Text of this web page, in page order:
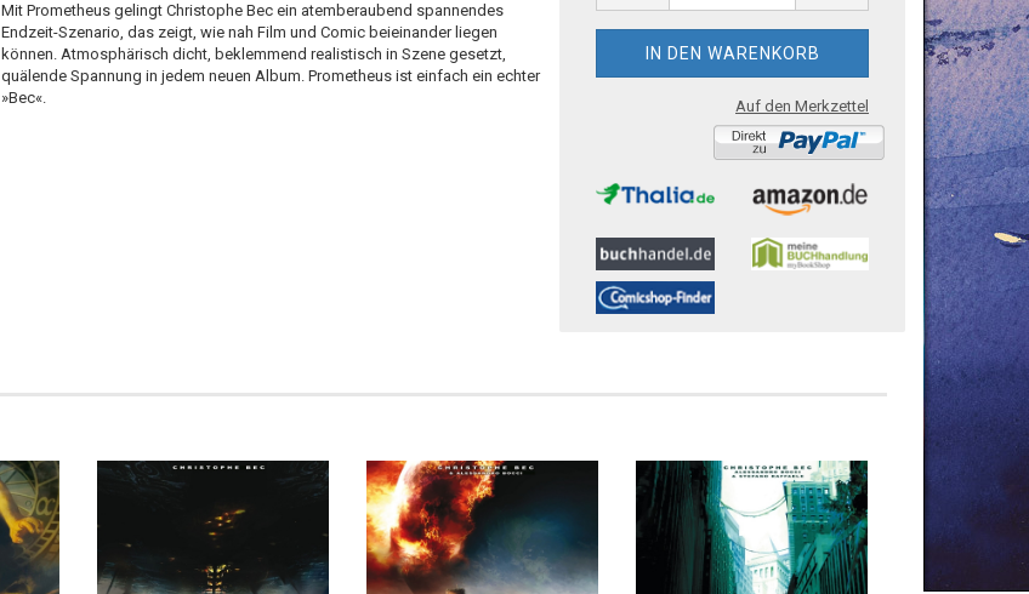
Mit Prometheus gelingt Christophe Bec ein atemberaubend spannendes
Endzeit-Szenario, das zeigt, wie nah Film und Comic beieinander liegen
können. Atmosphärisch dicht, beklemmend realistisch in Szene gesetzt,
quälende Spannung in jedem neuen Album. Prometheus ist einfach ein echter
»Bec«.
Auf den Merkzettel